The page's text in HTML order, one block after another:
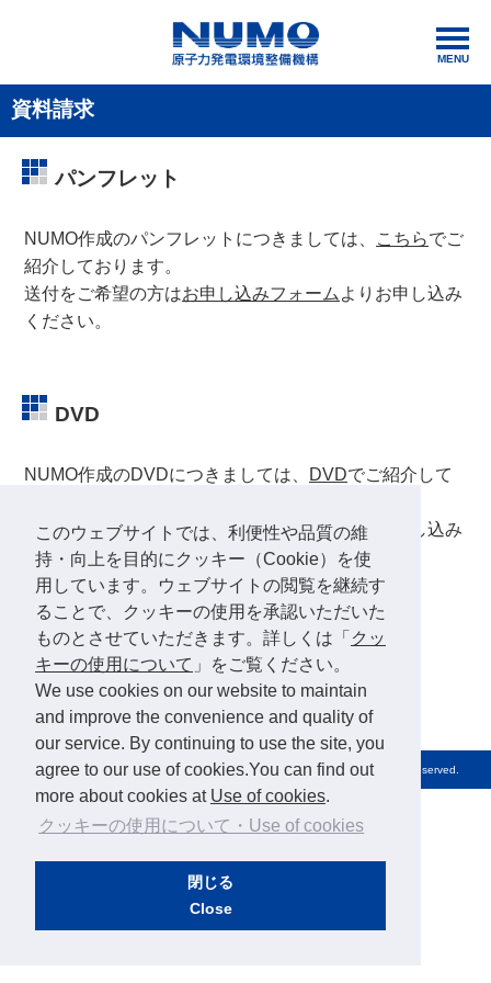
このウェブサイトでは、利便性や品質の維
持・向上を目的にクッキー（Cookie）を使
用しています。ウェブサイトの閲覧を継続す
ることで、クッキーの使用を承認いただいた
ものとさせていただきます。詳しくは「 クッ
キーの使用について 」をご覧ください。
We use cookies on our website to maintain
and improve the convenience and quality of
our service. By continuing to use the site, you
agree to our use of cookies.You can find out
more about cookies at Use of cookies.
クッキーの使用について・Use of cookies
閉じる
Close
MENU
資料請求
パンフレット
NUMO作成のパンフレットにつきましては、 こちらでご
紹介しております。
送付をご希望の方はお申し込みフォーム よりお申し込み
ください。
DVD
NUMO作成のDVDにつきましては、 DVDでご紹介して
送付をご希望の方はお申し込みフォームよりお申し込み
ください。
Copyright© Nuclear Waste Management Organization of Japan, All Rights Reserved.